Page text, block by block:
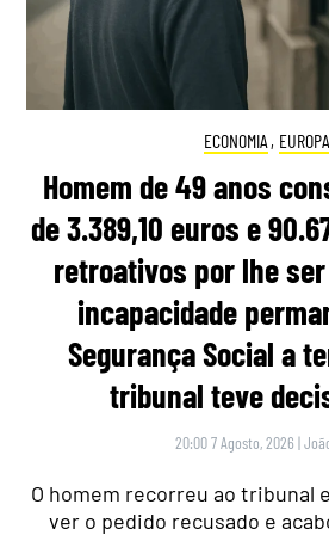
ECONOMIA , EUROPA
Homem de 49 anos
de 3.389,10 euros e
retroativos por lhe
incapacidade
Segurança Social a
tribunal teve
20:00 7 Agosto, 2026 |
O homem recorreu ao tribunal
ver o pedido recusado e